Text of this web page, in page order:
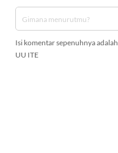
Isi komentar sepenuhnya
UU ITE